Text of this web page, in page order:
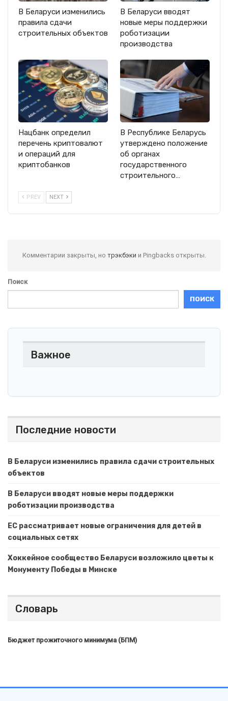
В Беларуси изменились
правила сдачи
строительных объектов
В Беларуси вводят
новые меры поддержки
роботизации
производства
Нацбанк определил
перечень криптовалют
и операций для
криптобанков
В Республике Беларусь
утверждено положение
об органах
государственного
строительного…
PREV NEXT
Комментарии закрыты, но трэкбэки и Pingbacks открыты.
Поиск
ПОИСК
Важное
Последние новости
В Беларуси изменились правила сдачи строительных
объектов
В Беларуси вводят новые меры поддержки
роботизации производства
ЕС рассматривает новые ограничения для детей в
социальных сетях
Хоккейное сообщество Беларуси возложило цветы к
Монументу Победы в Минске
Словарь
Бюджет прожиточного минимума (БПМ)